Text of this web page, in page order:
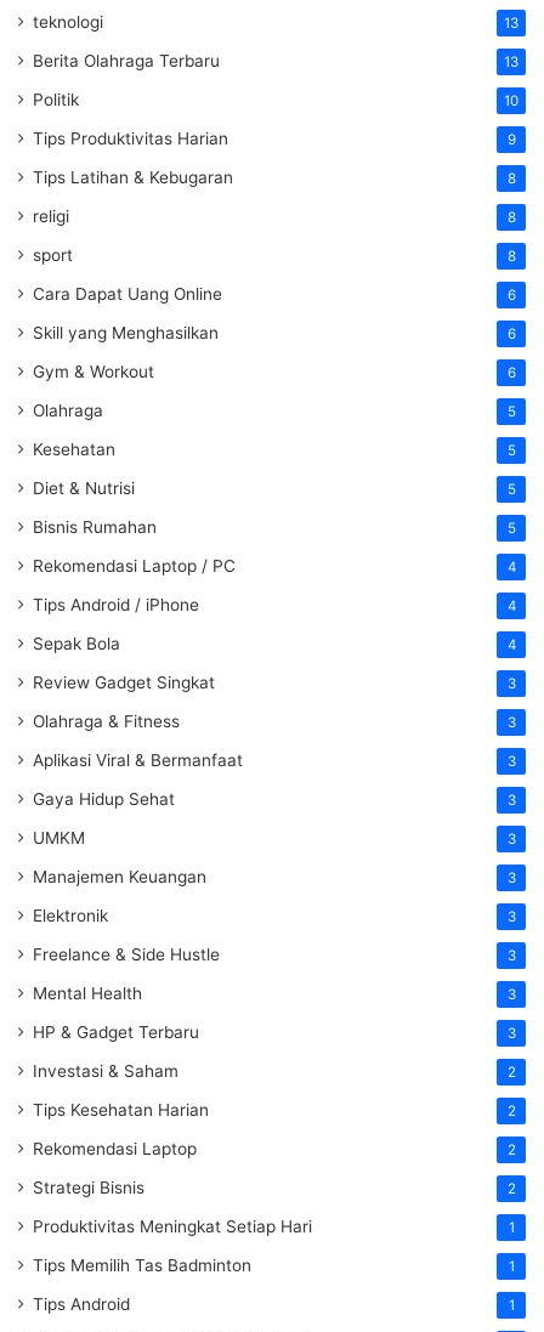
teknologi 13
Berita Olahraga Terbaru 13
Politik 10
Tips Produktivitas Harian 9
Tips Latihan & Kebugaran 8
religi 8
sport 8
Cara Dapat Uang Online 6
Skill yang Menghasilkan 6
Gym & Workout 6
Olahraga 5
Kesehatan 5
Diet & Nutrisi 5
Bisnis Rumahan 5
Rekomendasi Laptop / PC 4
Tips Android / iPhone 4
Sepak Bola 4
Review Gadget Singkat 3
Olahraga & Fitness 3
Aplikasi Viral & Bermanfaat 3
Gaya Hidup Sehat 3
UMKM 3
Manajemen Keuangan 3
Elektronik 3
Freelance & Side Hustle 3
Mental Health 3
HP & Gadget Terbaru 3
Investasi & Saham 2
Tips Kesehatan Harian 2
Rekomendasi Laptop 2
Strategi Bisnis 2
Produktivitas Meningkat Setiap Hari 1
Tips Memilih Tas Badminton 1
Tips Android 1